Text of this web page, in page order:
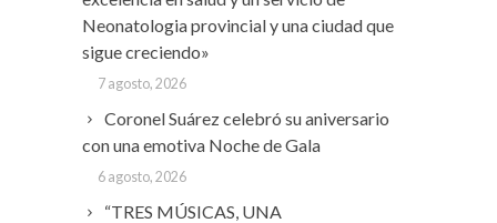
Neonatologia provincial y una ciudad que
sigue creciendo»
7 agosto, 2026
Coronel Suárez celebró su aniversario
con una emotiva Noche de Gala
6 agosto, 2026
“TRES MÚSICAS, UNA